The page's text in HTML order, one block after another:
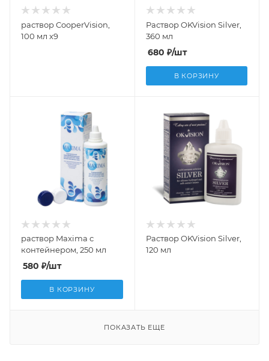
раствор CooperVision,
100 мл x9
Раствор OKVision Silver,
360 мл
680 ₽/шт
В КОРЗИНУ
раствор Maxima с
контейнером, 250 мл
580 ₽/шт
В КОРЗИНУ
Раствор OKVision Silver,
120 мл
ПОКАЗАТЬ ЕЩЕ